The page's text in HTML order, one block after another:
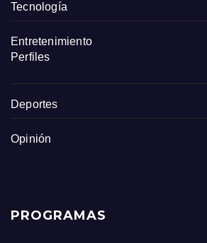
Tecnología
Entretenimiento
Perfiles
Deportes
Opinión
PROGRAMAS